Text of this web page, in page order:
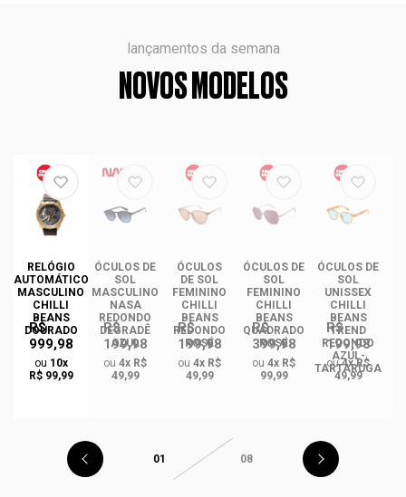
lançamentos da semana
NOVOS MODELOS
RELÓGIO
AUTOMÁTICO
MASCULINO
CHILLI
BEANS
DOURADO
R$
999,98
ou 10x
R$ 99,99
ÓCULOS DE
SOL
MASCULINO
NASA
REDONDO
DEGRADÊ
AZUL
R$
199,98
ou 4x R$
49,99
ÓCULOS
DE SOL
FEMININO
CHILLI
BEANS
REDONDO
ROSÉ
R$
199,98
ou 4x R$
49,99
ÓCULOS DE
SOL
FEMININO
CHILLI
BEANS
QUADRADO
ROSÉ
R$
399,98
ou 4x R$
99,99
ÓCULOS DE
SOL
UNISSEX
CHILLI
BEANS
TREND
REDONDO
AZUL-
TARTARUGA
R$
199,98
ou4x R$
49,99
01 08